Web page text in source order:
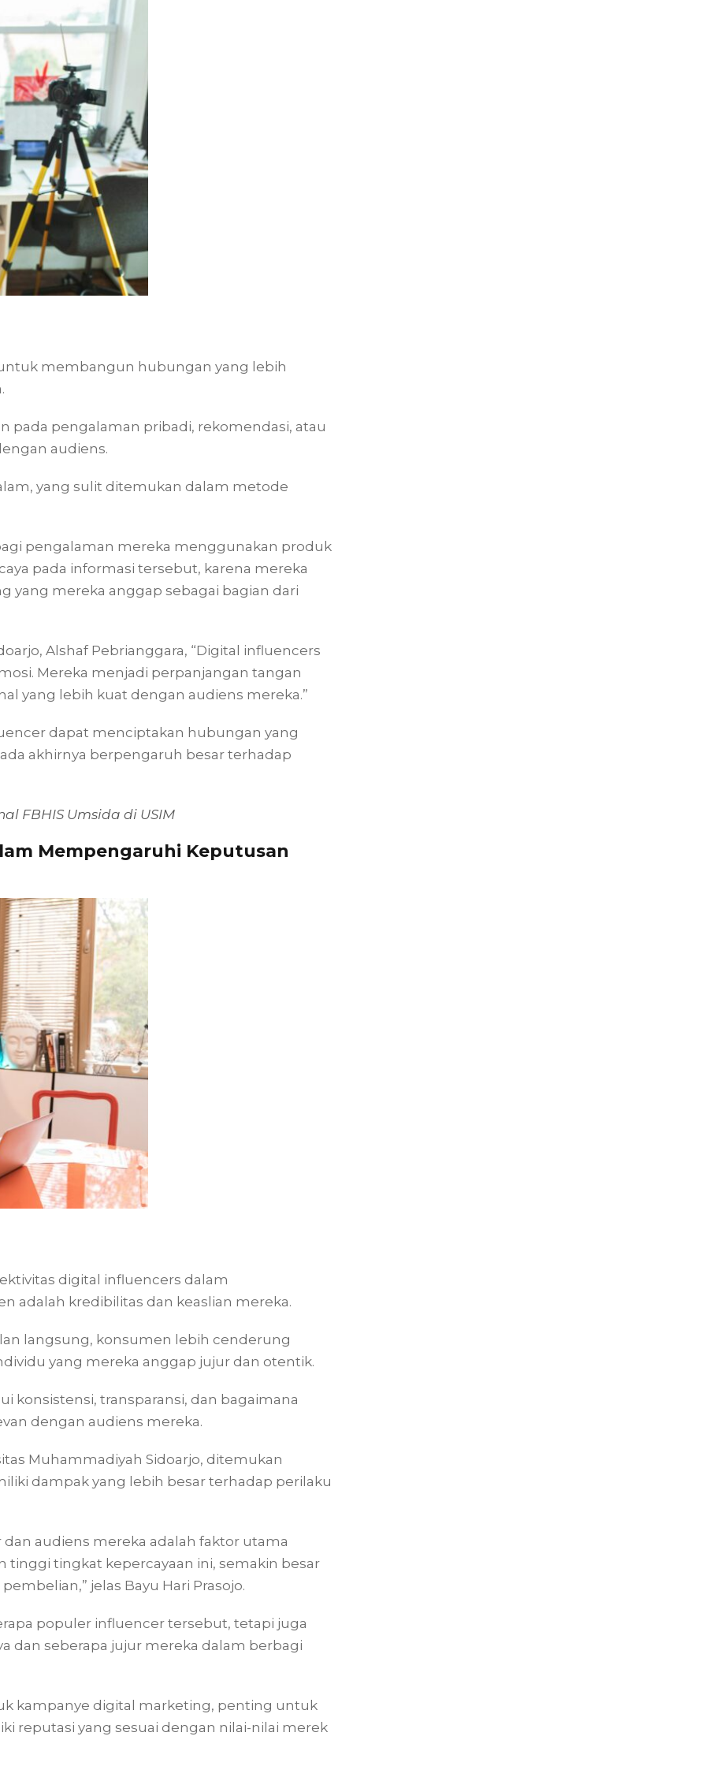
membangun hubungan yang lebih
pada pengalaman pribadi, rekomendasi, atau
audiens.
yang sulit ditemukan dalam metode
pengalaman mereka menggunakan produk
pada informasi tersebut, karena mereka
yang mereka anggap sebagai bagian dari
Alshaf Pebrianggara, “Digital influencers
Mereka menjadi perpanjangan tangan
yang lebih kuat dengan audiens mereka.”
dapat menciptakan hubungan yang
akhirnya berpengaruh besar terhadap
FBHIS Umsida di USIM
Mempengaruhi Keputusan
digital influencers dalam
adalah kredibilitas dan keaslian mereka.
langsung, konsumen lebih cenderung
yang mereka anggap jujur dan otentik.
konsistensi, transparansi, dan bagaimana
dengan audiens mereka.
Muhammadiyah Sidoarjo, ditemukan
dampak yang lebih besar terhadap perilaku
audiens mereka adalah faktor utama
tinggi tingkat kepercayaan ini, semakin besar
jelas Bayu Hari Prasojo.
populer influencer tersebut, tetapi juga
dan seberapa jujur mereka dalam berbagi
kampanye digital marketing, penting untuk
reputasi yang sesuai dengan nilai-nilai merek